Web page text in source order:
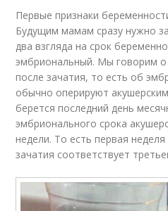
Первые признаки
Будущим мамам сразу нужно
два взгляда на срок
эмбриональный. Мы говорим
после зачатия, то есть об
обычно оперируют
берется последний день
эмбрионального срока
недели. То есть первая
зачатия соответствует